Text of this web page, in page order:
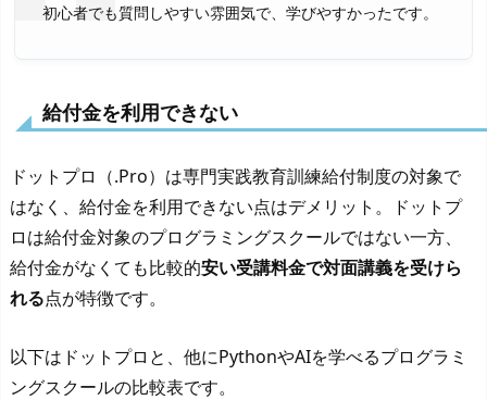
初心者でも質問しやすい雰囲気で、学びやすかったです。
給付金を利用できない
ドットプロ（.Pro）は専門実践教育訓練給付制度の対象で
はなく、給付金を利用できない点はデメリット。ドットプ
ロは給付金対象のプログラミングスクールではない一方、
給付金がなくても比較的安い受講料金で対面講義を受けら
れる点が特徴です。
以下はドットプロと、他にPythonやAIを学べるプログラミ
ングスクールの比較表です。